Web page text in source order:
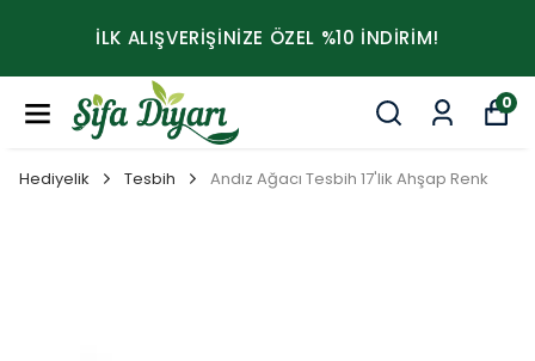
İLK ALIŞVERİŞİNİZE ÖZEL %10 İNDİRİM!
0
Hediyelik Tesbih Andız Ağacı Tesbih 17'lik Ahşap Renk